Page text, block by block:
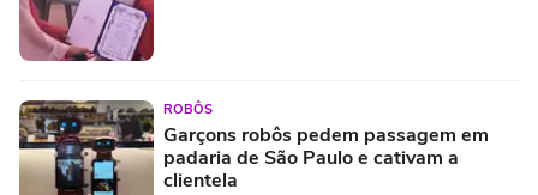
ROBÔS
Garçons robôs pedem passagem em
padaria de São Paulo e cativam a
clientela